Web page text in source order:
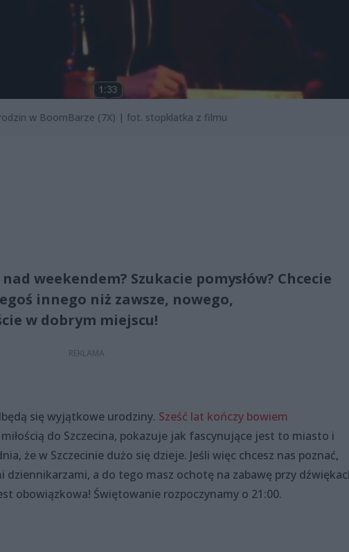
w BoomBarze (7X) | fot. stopklatka z filmu
weekendem? Szukacie pomysłów? Chcecie
innego niż zawsze, nowego,
w dobrym miejscu!
się wyjątkowe urodziny. Sześć lat kończy bowiem
do Szczecina, pokazuje jak fascynujące jest to miasto i
że w Szczecinie dużo się dzieje. Jeśli więc chcesz nas poznać,
dziennikarzami, a do tego masz ochotę na zabawę przy
obowiązkowa! Świętowanie rozpoczynamy o 21:00.